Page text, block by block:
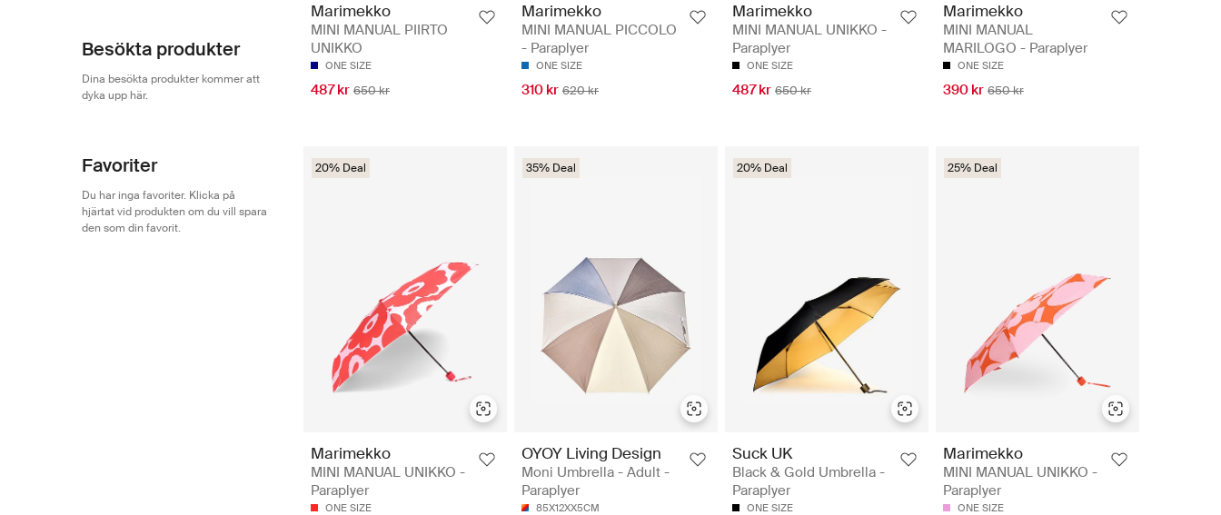
Besökta produkter
Dina besökta produkter kommer att
dyka upp här.
Favoriter
Du har inga favoriter. Klicka på
hjärtat vid produkten om du vill spara
den som din favorit.
Marimekko
MINI MANUAL PIIRTO
UNIKKO
ONE SIZE
487 kr 650 kr
Marimekko
MINI MANUAL PICCOLO
- Paraplyer
ONE SIZE
310 kr 620 kr
Marimekko
MINI MANUAL UNIKKO -
Paraplyer
ONE SIZE
487 kr 650 kr
Marimekko
MINI MANUAL
MARILOGO - Paraplyer
ONE SIZE
390 kr 650 kr
20% Deal
Marimekko
MINI MANUAL UNIKKO -
Paraplyer
ONE SIZE
35% Deal
OYOY Living Design
Moni Umbrella - Adult -
Paraplyer
85X12XX5CM
20% Deal
Suck UK
Black & Gold Umbrella -
Paraplyer
ONE SIZE
25% Deal
Marimekko
MINI MANUAL UNIKKO -
Paraplyer
ONE SIZE